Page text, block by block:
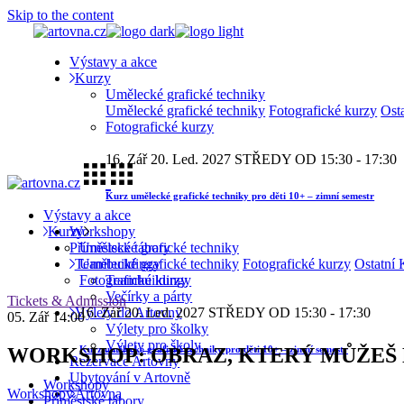
Skip to the content
Výstavy a akce
Kurzy
Umělecké grafické techniky
Umělecké grafické techniky Fotografické kurzy
Fotografické kurzy
16. Zář 20. Led. 2027 STŘEDY OD 15:30 - 17:30
Kurz umělecké grafické techniky pro děti 10+ – zimní semestr
Workshopy
Příměstské tábory
Teambuildingy
Teambuildingy
Večírky a párty
Výlety do Artovny
Výlety pro školky
Výlety pro školy
Rezervace Artovny
Ubytování v Artovně
Artovna
Výstavy a akce
Kurzy
Umělecké grafické techniky
Umělecké grafické techniky Fotografické kurzy Ostatní
Fotografické kurzy
16. Zář20. Led. 2027 STŘEDY OD 15:30 - 17:30
Kurz umělecké grafické techniky pro děti 10+ – zimní semestr
Workshopy
Příměstské tábory
Tickets & Admission
05. Zář 14:00
WORKSHOP: OBRAZ, KTERÝ MŮŽEŠ
Workshopy